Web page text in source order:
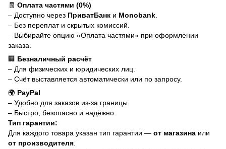
🧾 Оплата частями (0%)
– Доступно через ПриватБанк и Monobank
– Без переплат и скрытых комиссий.
– Выбирайте опцию «Оплата частями» при оформлении
заказа.
🏢 Безналичный расчёт
– Для физических и юридических лиц.
– Счёт выставляется автоматически или по запросу.
🌍 PayPal
– Удобно для заказов из-за границы.
– Быстро, безопасно и надёжно.
Тип гарантии:
Для каждого товара указан тип гарантии — от магазина или
от производителя